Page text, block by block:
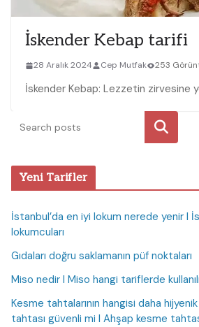
İskender Kebap tarifi
28 Aralık 2024 Cep Mutfak 253
İskender Kebap: Lezzetin zirvesine
Ara
Yeni Tarifler
İstanbul’da en iyi lokum nerede yenir I
lokumcuları
Gıdaları doğru saklamanın püf noktaları
Miso nedir I Miso hangi tariflerde
Kesme tahtalarının hangisi daha
tahtası güvenli mi I Ahşap kesme